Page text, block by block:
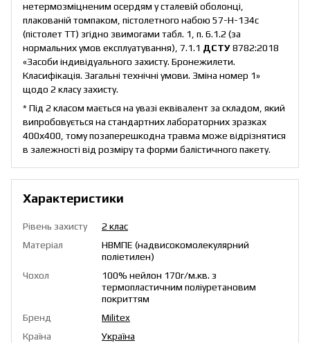
нетермозміцненим осердям у сталевій оболонці,
плакованій томпаком, пістолетного набою 57-Н-134с
(пістолет ТТ) згідно звимогами табл. 1, п. 6.1.2 (за
нормальних умов експлуатування), 7.1.1 ДСТУ8782:2018
«Засоби індивідуального захисту. Бронежилети.
Класифікація. Загальні технічні умови. Зміна номер 1»
щодо 2 класу захисту.
* Під 2 класом мається на увазі еквівалент за складом, який
випробовується на стандартних лабораторних зразках
400х400, тому позаперешкодна травма може відрізнятися
в залежності від розміру та форми балістичного пакету.
Характеристики
Рівень захисту
2 клас
Матеріал
НВМПЕ (надвисокомолекулярний
поліетилен)
Чохол
100% нейлон 170г/м.кв. з
термопластичним поліуретановим
покриттям
Бренд
Militex
Країна
Україна